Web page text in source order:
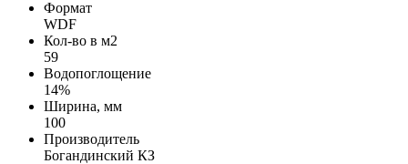
Формат
WDF
Кол-во в м2
59
Водопоглощение
14%
Ширина, мм
100
Производитель
Богандинский КЗ